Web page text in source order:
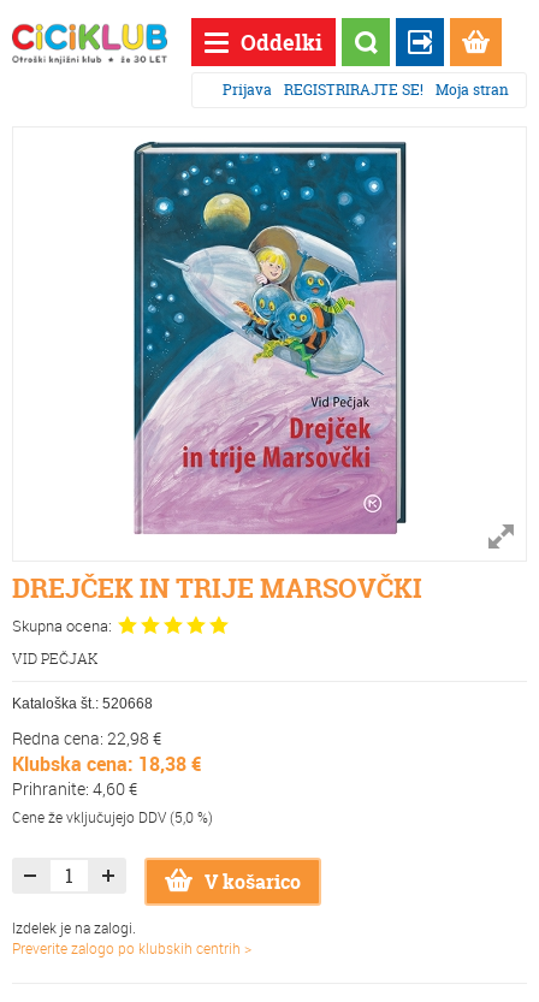
Oddelki
Prijava REGISTRIRAJTE SE! Moja stran
DREJČEK IN TRIJE MARSOVČKI
Skupna ocena:
VID PEČJAK
Kataloška št.: 520668
Redna cena: 22,98 €
Klubska cena: 18,38 €
Prihranite: 4,60 €
Cene že vključujejo DDV (5,0 %)
V košarico
Izdelek je na zalogi.
Preverite zalogo po klubskih centrih >